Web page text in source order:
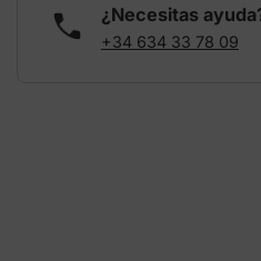
¿Necesitas
+34 634 33 78 09